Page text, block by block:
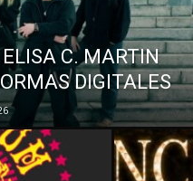
C. MARTIN
DIGITALES